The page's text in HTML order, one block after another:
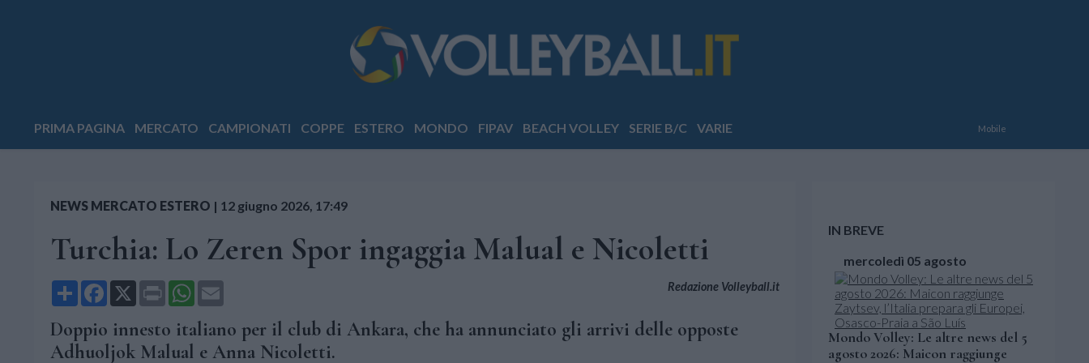
PRIMA PAGINA MERCATO CAMPIONATI COPPE ESTERO MONDO FIPAV BEACH VOLLEY SERIE B/C VARIE Mobile
NEWS MERCATO ESTERO | 12 giugno 2026, 17:49
Turchia: Lo Zeren Spor ingaggia Malual e Nicoletti
Share Facebook
X Print WhatsApp Redazione Volleyball.it
Doppio innesto italiano per il club di Ankara, che ha annunciato gli arrivi delle opposte
Adhuoljok Malual e Anna Nicoletti.
IN BREVE
mercoledì 05 agosto
Mondo Volley: Le altre news del 5
agosto 2026: Maicon raggiunge